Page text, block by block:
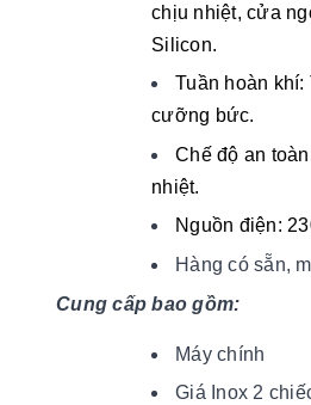
chịu nhiệt, cửa
Silicon.
Tuần hoàn
cưỡng bức.
Chế độ an
nhiệt.
Nguồn điện:
Hàng có sẵn,
Cung cấp bao gồm:
Máy chính
Giá Inox 2